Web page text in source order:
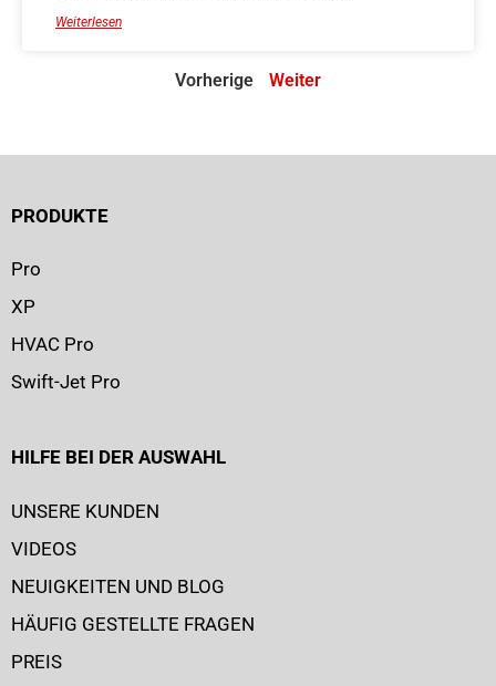
Weiterlesen
Vorherige Weiter
PRODUKTE
Pro
XP
HVAC Pro
Swift-Jet Pro
HILFE BEI DER AUSWAHL
UNSERE KUNDEN
VIDEOS
NEUIGKEITEN UND BLOG
HÄUFIG GESTELLTE FRAGEN
PREIS